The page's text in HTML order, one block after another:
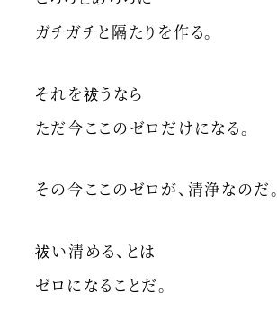
ガチガチと隔たりを作る。
それを祓うなら
ただ今ここのゼロだけになる。
その今ここのゼロが、清浄なのだ。
祓い清める、とは
ゼロになることだ。